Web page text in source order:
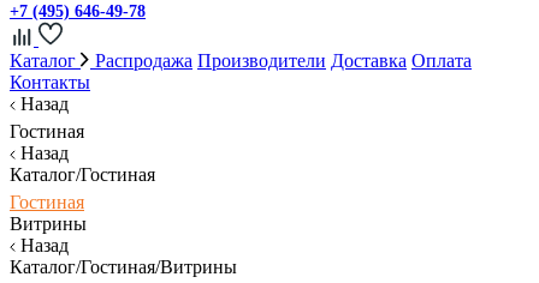
+7 (495) 646-49-78
Каталог Распродажа Производители Доставка Оплата
Контакты
Назад
Гостиная
Назад
Каталог/Гостиная
Гостиная
Витрины
Назад
Каталог/Гостиная/Витрины